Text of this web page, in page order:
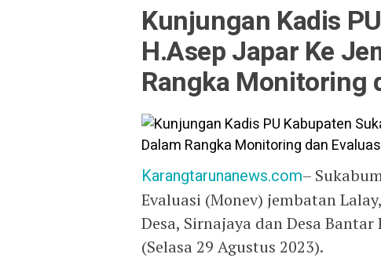
Kunjungan Kadis
H.Asep Japar Ke
Rangka Monitoring
Karangtarunanews.com–
Evaluasi (Monev) jembatan
Desa, Sirnajaya dan Desa
(Selasa 29 Agustus 2023).